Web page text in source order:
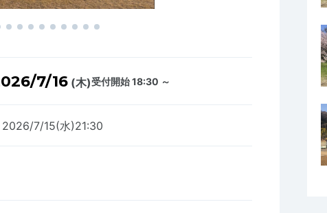
7/16 (木)受付開始 18:30 ～
7/15(水)21:30